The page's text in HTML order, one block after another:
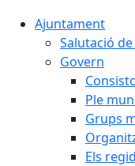
Ajuntament
Salutació
Govern
Ple
Grups
Els